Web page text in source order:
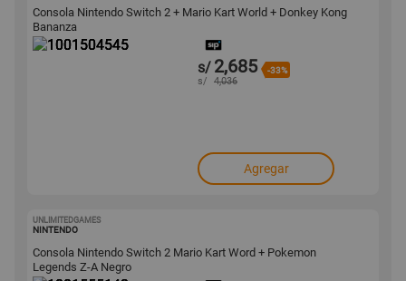
Consola Nintendo Switch 2 + Mario Kart World + Donkey Kong
Bananza
s/ 2,685 -33%
s/ 4,036
Agregar
UNLIMITEDGAMES
NINTENDO
Consola Nintendo Switch 2 Mario Kart Word + Pokemon
Legends Z-A Negro